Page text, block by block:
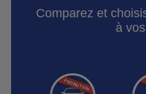
Comparez et
à